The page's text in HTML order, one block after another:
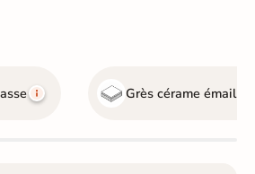
Grès cérame émaillé